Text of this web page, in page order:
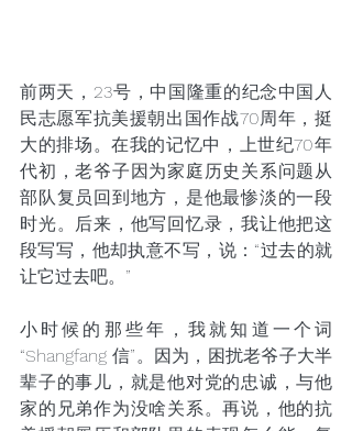
前两天，23号，中国隆重的纪念中国人
民志愿军抗美援朝出国作战70周年，挺
大的排场。在我的记忆中，上世纪70年
代初，老爷子因为家庭历史关系问题从
部队复员回到地方，是他最惨淡的一段
时光。后来，他写回忆录，我让他把这
段写写，他却执意不写，说：“过去的就
让它过去吧。”
小时候的那些年，我就知道一个词
“Shangfang 信”。因为，困扰老爷子大半
辈子的事儿，就是他对党的忠诚，与他
家的兄弟作为没啥关系。再说，他的抗